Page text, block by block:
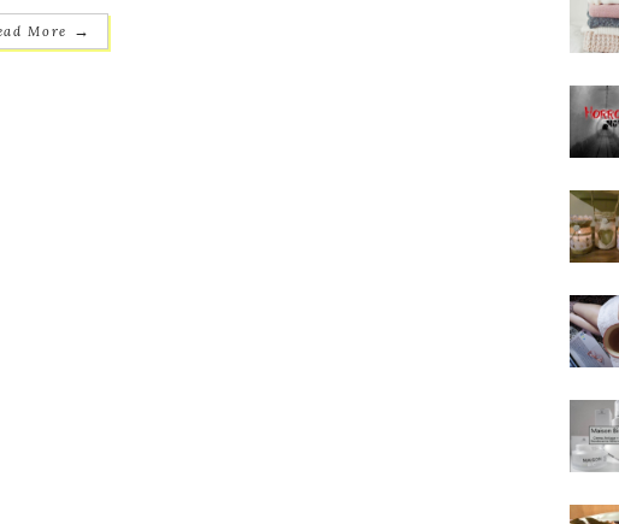
More →